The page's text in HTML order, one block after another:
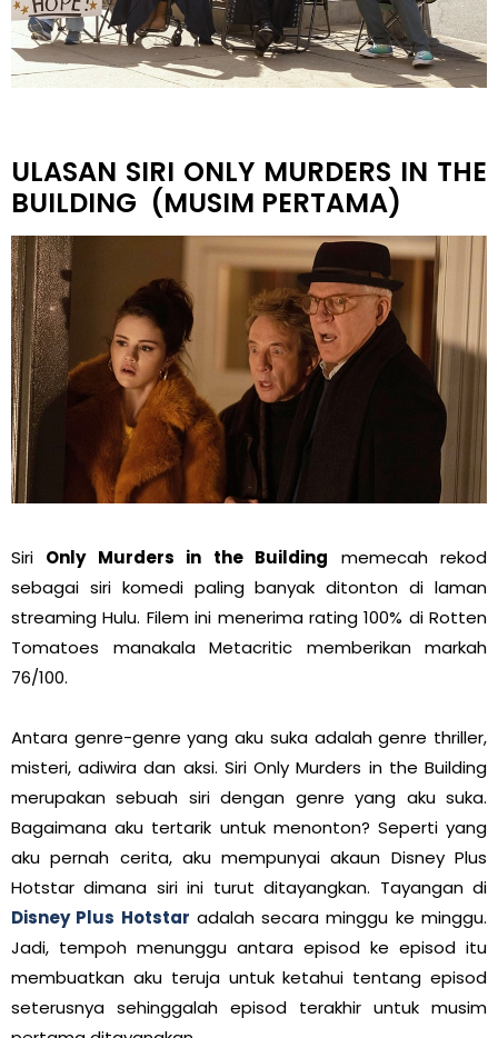
ULASAN SIRI ONLY MURDERS IN THE
BUILDING (MUSIM PERTAMA)
Siri Only Murders in the Building memecah rekod
sebagai siri komedi paling banyak ditonton di laman
streaming Hulu. Filem ini menerima rating 100% di Rotten
Tomatoes manakala Metacritic memberikan markah
76/100.
Antara genre-genre yang aku suka adalah genre thriller,
misteri, adiwira dan aksi. Siri Only Murders in the Building
merupakan sebuah siri dengan genre yang aku suka.
Bagaimana aku tertarik untuk menonton? Seperti yang
aku pernah cerita, aku mempunyai akaun Disney Plus
Hotstar dimana siri ini turut ditayangkan. Tayangan di
Disney Plus Hotstar adalah secara minggu ke minggu.
Jadi, tempoh menunggu antara episod ke episod itu
membuatkan aku teruja untuk ketahui tentang episod
seterusnya sehinggalah episod terakhir untuk musim